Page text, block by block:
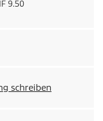
9.50
schreiben